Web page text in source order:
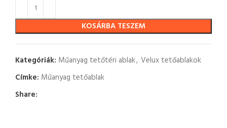
KOSÁRBA TESZEM
Kategóriák: Műanyag tetőtéri ablak, Velux tetőablakok
Címke: Műanyag tetőablak
Share: